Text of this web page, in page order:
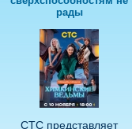
рады
СТС представляет